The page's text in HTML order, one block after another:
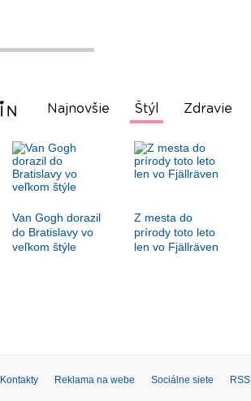
Najnovšie Štýl Zdravie
Van Gogh dorazil
do Bratislavy vo
veľkom štýle
Z mesta do
prírody toto leto
len vo Fjällräven
Kontakty Reklama na webe Sociálne siete RSS